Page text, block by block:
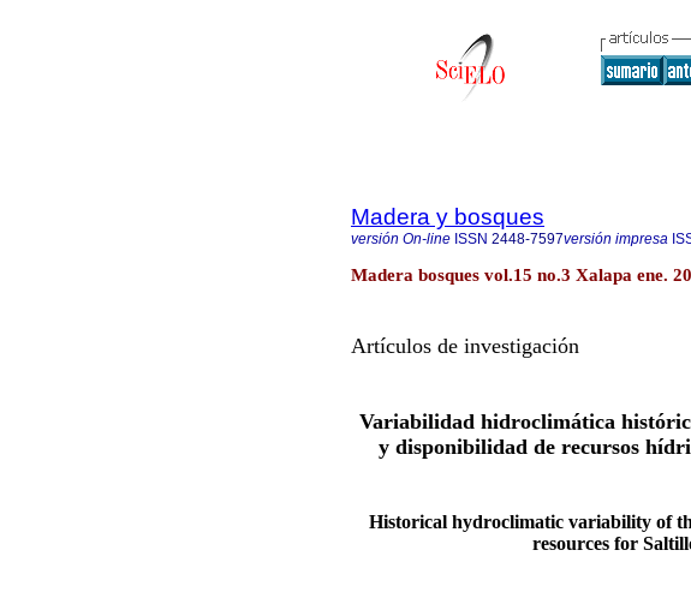
Madera y bosques
versión On-line ISSN 2448-7597versión impresa
Madera bosques vol.15 no.3 Xalapa ene.
Artículos de investigación
Variabilidad hidroclimática
y disponibilidad de recursos
Historical hydroclimatic variability of
resources for